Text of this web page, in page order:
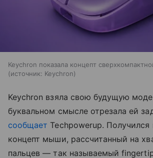
Keychron показала концепт
источник: Keychron
Keychron взяла свою будущую
буквальном смысле отрезала ей
сообщает Techpowerup.
концепт мыши, рассчитанный на
пальцев — так называемый